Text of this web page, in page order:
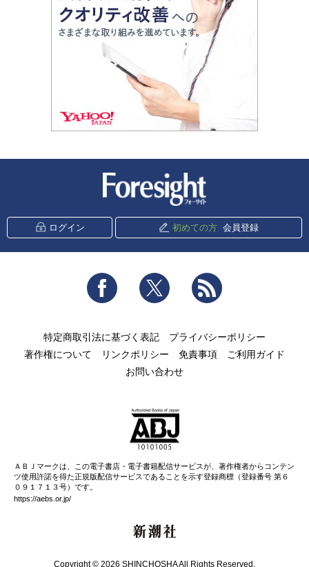
ログイン 初めての方 会員登録
Facebook Twitter
特定商取引法に基づく表記
プライバシーポリシー
著作権について
リンクポリシー 免責事項
ご利用ガイド
お問い合わせ
ＡＢＪマークは、この電子書店・電子書籍配信サービスが、著作権者からコンテン
ツ使用許諾を得た正規版配信サービスであることを示す登録商標（登録番号 第６
０９１７１３号）です。
https://aebs.or.jp/
Copyright © 2026 SHINCHOSHA All Rights Reserved.